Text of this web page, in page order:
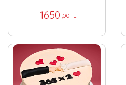
1650 ,00 TL